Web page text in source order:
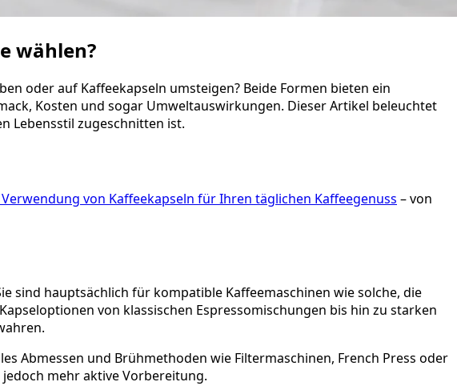
wählen?
oder auf Kaffeekapseln umsteigen? Beide Formen bieten ein
Kosten und sogar Umweltauswirkungen. Dieser Artikel beleuchtet
Lebensstil zugeschnitten ist.
von Kaffeekapseln für Ihren täglichen Kaffeegenuss – von
sind hauptsächlich für kompatible Kaffeemaschinen wie solche, die
von klassischen Espressomischungen bis hin zu starken
Abmessen und Brühmethoden wie Filtermaschinen, French Press oder
mehr aktive Vorbereitung.